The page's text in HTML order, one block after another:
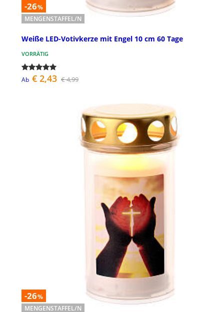
-26%
MENGENSTAFFEL/N
Weiße LED-Votivkerze mit Engel 10 cm 60 Tage
VORRÄTIG
Ab € 2,43 € 4,99
-26%
MENGENSTAFFEL/N